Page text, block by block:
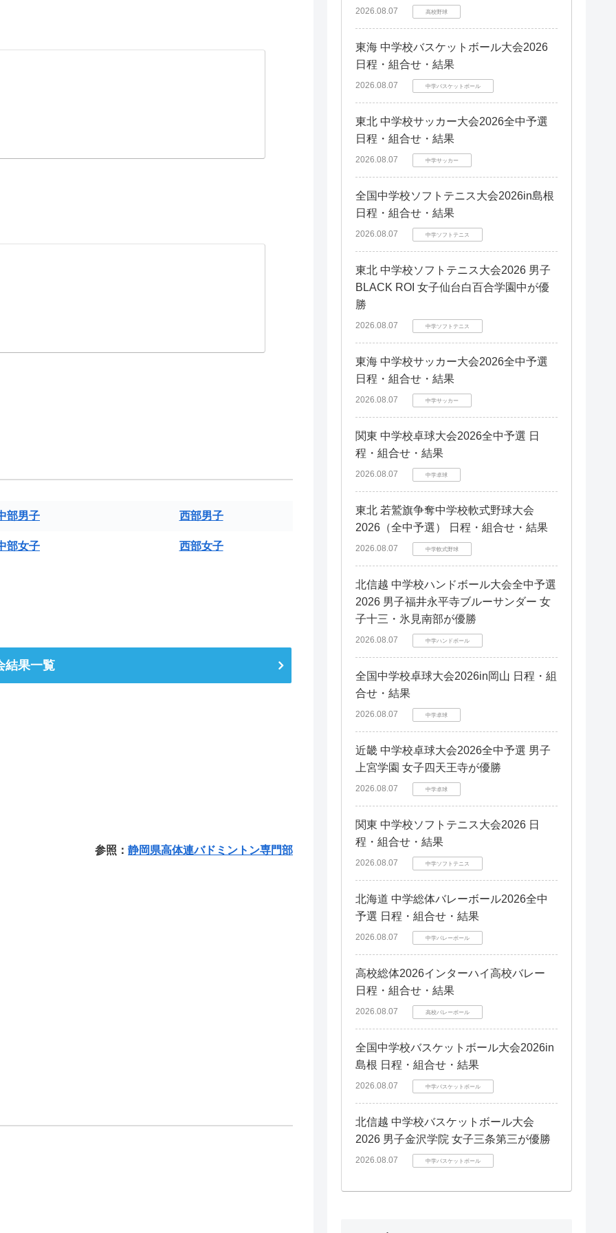
部男子 西部男子
部女子 西部女子
結果一覧
参照： 静岡県高体連バドミントン専門部
2026.08.07 高校野球
東海 中学校バスケットボール大会2026
日程・組合せ・結果
2026.08.07 中学バスケットボール
東北 中学校サッカー大会2026全中予選
日程・組合せ・結果
2026.08.07 中学サッカー
全国中学校ソフトテニス大会2026in島根
日程・組合せ・結果
2026.08.07 中学ソフトテニス
東北 中学校ソフトテニス大会2026 男子
BLACK ROI 女子仙台白百合学園中が優
勝
2026.08.07 中学ソフトテニス
東海 中学校サッカー大会2026全中予選
日程・組合せ・結果
2026.08.07 中学サッカー
関東 中学校卓球大会2026全中予選 日
程・組合せ・結果
2026.08.07 中学卓球
東北 若鷲旗争奪中学校軟式野球大会
2026（全中予選） 日程・組合せ・結果
2026.08.07 中学軟式野球
北信越 中学校ハンドボール大会全中予選
2026 男子福井永平寺ブルーサンダー 女
子十三・氷見南部が優勝
2026.08.07 中学ハンドボール
全国中学校卓球大会2026in岡山 日程・組
合せ・結果
2026.08.07 中学卓球
近畿 中学校卓球大会2026全中予選 男子
上宮学園 女子四天王寺が優勝
2026.08.07 中学卓球
関東 中学校ソフトテニス大会2026 日
程・組合せ・結果
2026.08.07 中学ソフトテニス
北海道 中学総体バレーボール2026全中
予選 日程・組合せ・結果
2026.08.07 中学バレーボール
高校総体2026インターハイ高校バレー
日程・組合せ・結果
2026.08.07 高校バレーボール
全国中学校バスケットボール大会2026in
島根 日程・組合せ・結果
2026.08.07 中学バスケットボール
北信越 中学校バスケットボール大会
2026 男子金沢学院 女子三条第三が優勝
2026.08.07 中学バスケットボール